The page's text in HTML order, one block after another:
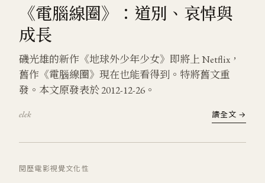
《電腦線圈》：道別、哀悼與
成長
磯光雄的新作《地球外少年少女》即將上 Netflix，
舊作《電腦線圈》現在也能看得到。特將舊文重
發。本文原發表於 2012-12-26。
elek 讀全文 →
閱歷電影視覺文化 性